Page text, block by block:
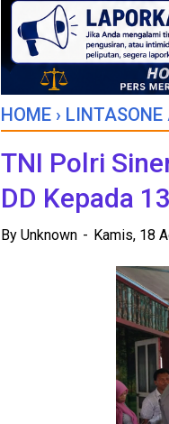
HOME › LINTASONE
TNI Polri
DD Kepada
By Unknown Kamis, 18